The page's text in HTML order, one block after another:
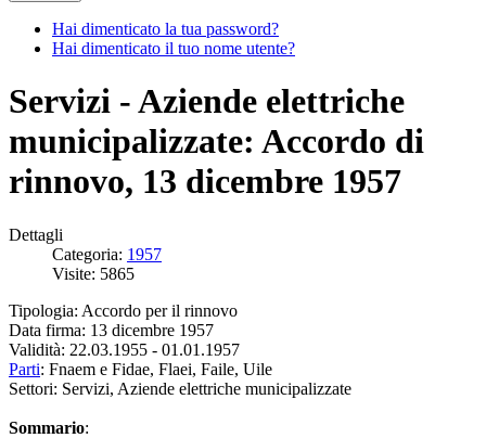
Hai dimenticato la tua password?
Hai dimenticato il tuo nome utente?
Servizi - Aziende elettriche
municipalizzate: Accordo di
rinnovo, 13 dicembre 1957
Dettagli
Categoria: 1957
Visite: 5865
Tipologia: Accordo per il rinnovo
Data firma: 13 dicembre 1957
Validità: 22.03.1955 - 01.01.1957
Parti: Fnaem e Fidae, Flaei, Faile, Uile
Settori: Servizi, Aziende elettriche municipalizzate
Sommario: